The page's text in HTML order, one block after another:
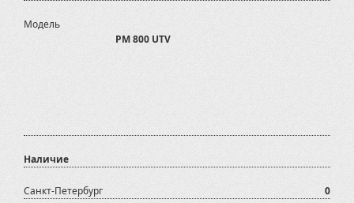
Модель
РМ 800 UTV
Наличие
Санкт-Петербург 0